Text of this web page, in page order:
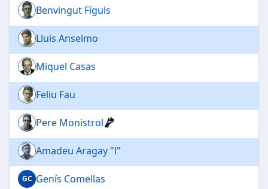
seu comptei el quart pel Sabadell. Antonio del
Badalona abans del final aconsegueix el de l'honor.
Destaquem per part del Sabadell a Fíguls,
Monistrol i Fau.
Benvingut Fíguls
Lluis Anselmo
Miquel Casas
Feliu Fau
Pere Monistrol
Amadeu Aragay "l"
GC Genís Comellas